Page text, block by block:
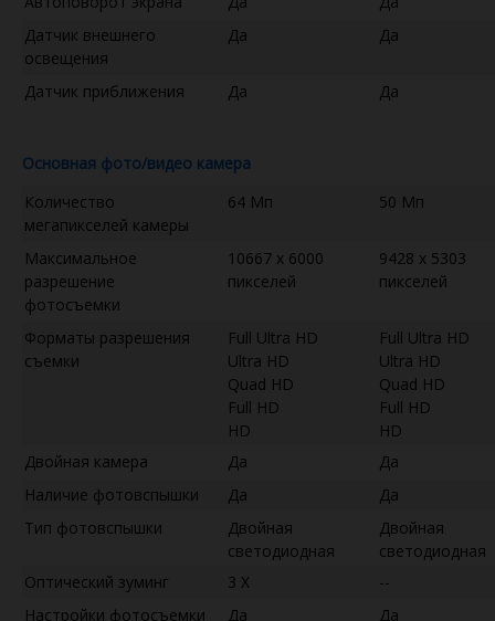
Датчик внешнего
освещения
Да Да
Датчик приближения Да Да
Основная фото/видео камера
Количество
мегапикселей камеры
64 Мп 50 Мп
Максимальное
разрешение
фотосъемки
10667 x 6000
пикселей
9428 x 5303
пикселей
Форматы разрешения
съемки
Full Ultra HD
Ultra HD
Quad HD
Full HD
HD
Full Ultra HD
Ultra HD
Quad HD
Full HD
HD
Двойная камера
Да
Да
Наличие фотовспышки
Да
Да
Тип фотовспышки
Двойная
светодиодная
Двойная
светодиодная
Оптический зуминг
3 X
--
Настройки фотосъемки
Да
Да